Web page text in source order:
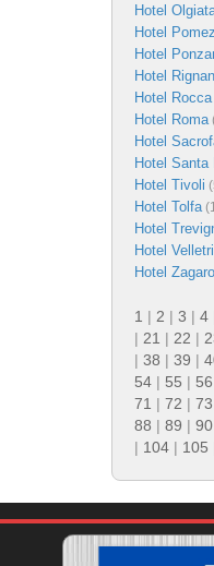
Hotel
Hotel
Hotel
Hotel
Hotel
Hotel Roma
Hotel
Hotel Santa
Hotel Tivoli
Hotel Tolfa
Hotel
Hotel Velletri
Hotel
1 | 2 | 3 | 4
| 21 | 22 |
| 38 | 39 |
54 | 55 | 56
71 | 72 | 73
88 | 89 | 90
| 104 | 105